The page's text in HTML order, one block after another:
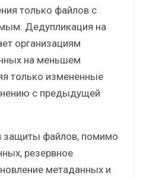
только файлов с
Дедупликация на
организациям
на меньшем
только измененные
с предыдущей
защиты файлов, помимо
резервное
метаданных и